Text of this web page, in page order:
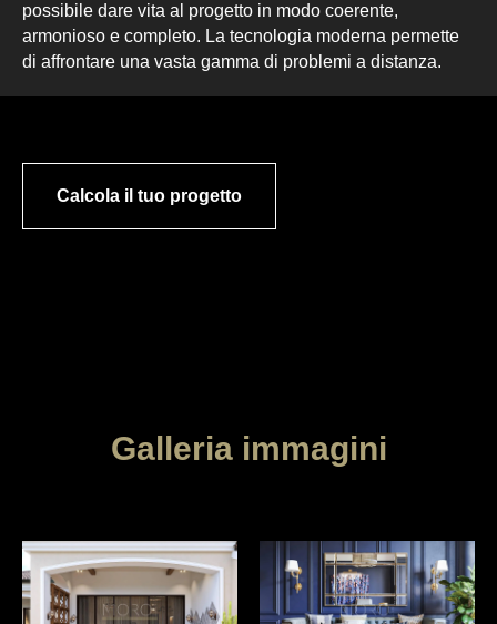
possibile dare vita al progetto in modo coerente,
armonioso e completo. La tecnologia moderna permette
di affrontare una vasta gamma di problemi a distanza.
Calcola il tuo progetto
Galleria immagini